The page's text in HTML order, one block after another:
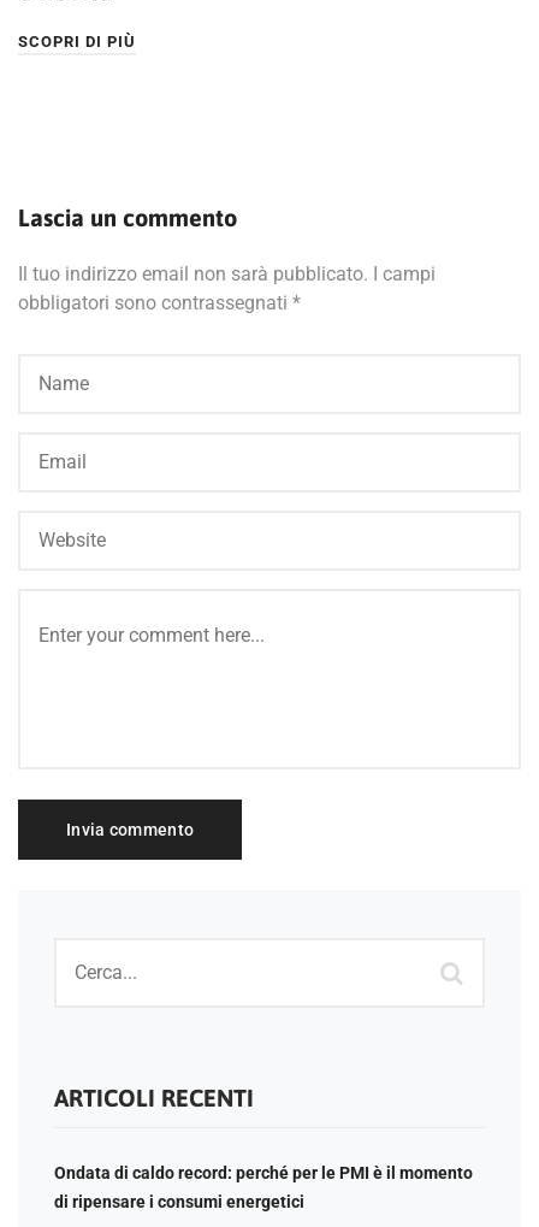
SCOPRI DI PIÙ
Lascia un commento
Il tuo indirizzo email non sarà pubblicato. I campi
obbligatori sono contrassegnati *
ARTICOLI RECENTI
Ondata di caldo record: perché per le PMI è il momento
di ripensare i consumi energetici